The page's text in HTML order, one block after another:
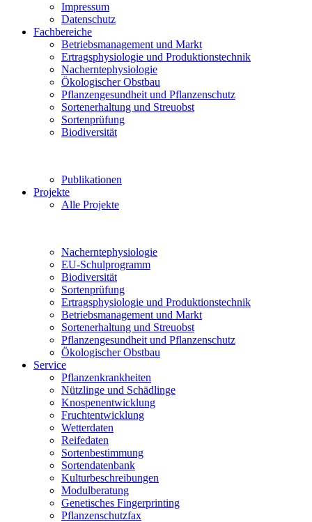
Impressum
Datenschutz
Fachbereiche
Betriebsmanagement und Markt
Ertragsphysiologie und Produktionstechnik
Nacherntephysiologie
Ökologischer Obstbau
Pflanzengesundheit und Pflanzenschutz
Sortenerhaltung und Streuobst
Sortenprüfung
Biodiversität
Publikationen
Projekte
Alle Projekte
Nacherntephysiologie
EU-Schulprogramm
Biodiversität
Sortenprüfung
Ertragsphysiologie und Produktionstechnik
Betriebsmanagement und Markt
Sortenerhaltung und Streuobst
Pflanzengesundheit und Pflanzenschutz
Ökologischer Obstbau
Service
Pflanzenkrankheiten
Nützlinge und Schädlinge
Knospenentwicklung
Fruchtentwicklung
Wetterdaten
Reifedaten
Sortenbestimmung
Sortendatenbank
Kulturbeschreibungen
Modulberatung
Genetisches Fingerprinting
Pflanzenschutzfax